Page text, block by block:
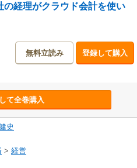
の経理がクラウド会計を使い
無料立読み 登録して購入
て全巻購入
史
> 経営